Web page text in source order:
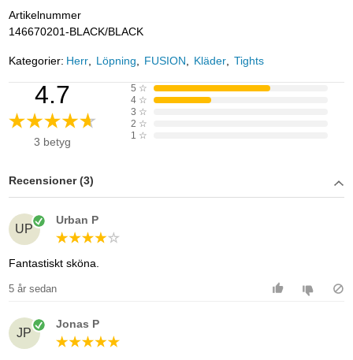
Artikelnummer
146670201-BLACK/BLACK
Kategorier: Herr Löpning FUSION Kläder Tights
4.7
3 betyg
5 ☆
4 ☆
3 ☆
2 ☆
1 ☆
Recensioner (3)
UP
Urban P
Fantastiskt sköna.
5 år sedan
JP
Jonas P